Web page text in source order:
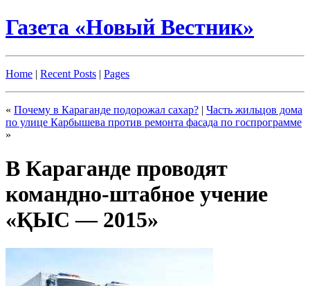
Газета «Новый Вестник»
Home | Recent Posts | Pages
« Почему в Караганде подорожал сахар? | Часть жильцов дома
по улице Карбышева против ремонта фасада по госпрограмме
»
В Караганде проводят
командно-штабное учение
«ҚЫС — 2015»